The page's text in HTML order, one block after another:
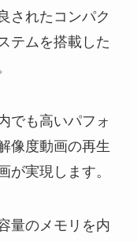
されたコンパク
テムを搭載した
でも高いパフォ
像度動画の再生
が実現します。
量のメモリを内